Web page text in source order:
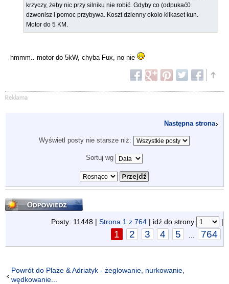
krzyczy, żeby nic przy silniku nie robić. Gdyby co (odpukać0
dzwonisz i pomoc przybywa. Koszt dzienny okolo kilkaset kun.
Motor do 5 KM.
hmmm.. motor do 5kW, chyba Fux, no nie
Następna strona
Wyświetl posty nie starsze niż:
Sortuj wg
Odpowiedz
Posty: 11448 | Strona 1 z 764 | idź do strony |
1 2 3 4 5 ... 764
Powrót do Plaże & Adriatyk - żeglowanie, nurkowanie,
wędkowanie...